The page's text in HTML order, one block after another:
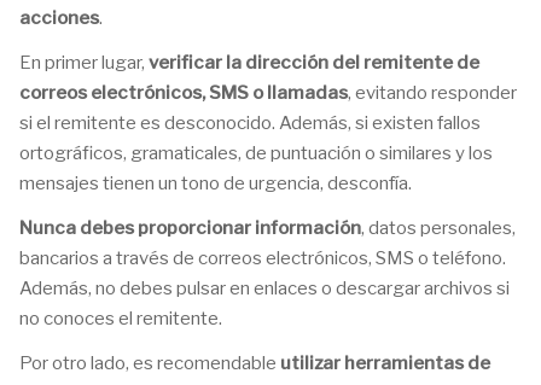
acciones.
En primer lugar, verificar la dirección del remitente de
correos electrónicos, SMS o llamadas, evitando responder
si el remitente es desconocido. Además, si existen fallos
ortográficos, gramaticales, de puntuación o similares y los
mensajes tienen un tono de urgencia, desconfía.
Nunca debes proporcionar información, datos personales,
bancarios a través de correos electrónicos, SMS o teléfono.
Además, no debes pulsar en enlaces o descargar archivos si
no conoces el remitente.
Por otro lado, es recomendable utilizar herramientas de